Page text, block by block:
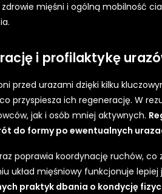
mięśni i ogólną mobilność
i profilaktykę
przed urazami dzięki kilku
przyspiesza ich regenerację. W
jak i osób mniej aktywnych.
do formy po ewentualnych
poprawia koordynację ruchów,
układ mięśniowy funkcjonuje
praktyk dbania o kondycję